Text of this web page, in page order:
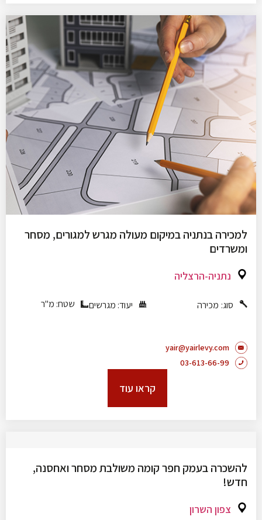
למכירה בנתניה במיקום מעולה מגרש למגורים, מסחר
ומשרדים
נתניה-הרצליה
סוג: מכירה יעוד: מגרשים שטח: מ"ר
yair@yairlevy.com
03-613-66-99
קראו עוד
להשכרה בעמק חפר קומה משולבת מסחר ואחסנה,
חדש!
צפון השרון